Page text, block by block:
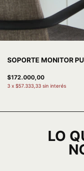
SOPORTE MONITOR
$172.000,00
3 x $57.333,33 sin interés
LO